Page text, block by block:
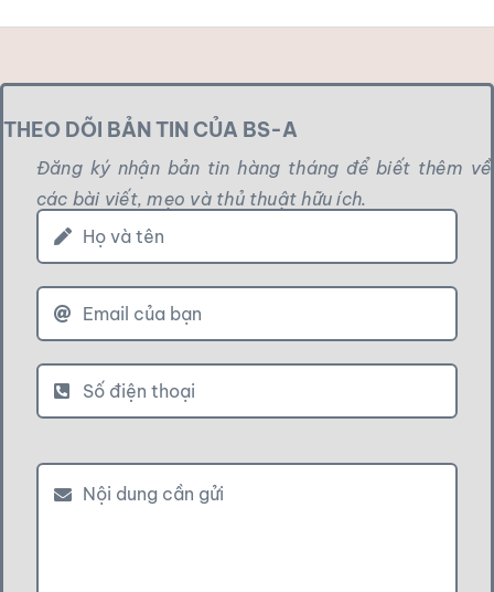
THEO DÕI BẢN TIN CỦA BS-A
Đăng ký nhận bản tin hàng tháng để biết thêm về
các bài viết, mẹo và thủ thuật hữu ích.